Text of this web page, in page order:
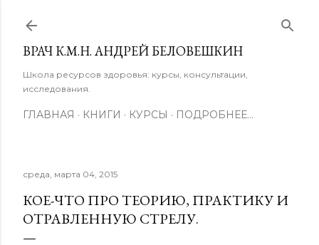
ВРАЧ К.М.Н. АНДРЕЙ БЕЛОВЕШКИН
Школа ресурсов здоровья: курсы, консультации,
исследования.
ГЛАВНАЯ КНИГИ КУРСЫ ПОДРОБНЕЕ…
среда, марта 04, 2015
КОЕ-ЧТО ПРО ТЕОРИЮ, ПРАКТИКУ И
ОТРАВЛЕННУЮ СТРЕЛУ.